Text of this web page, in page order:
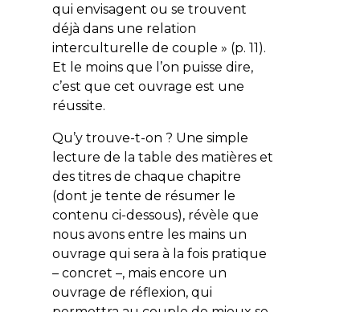
qui envisagent ou se trouvent
déjà dans une relation
interculturelle de couple » (p. 11).
Et le moins que l’on puisse dire,
c’est que cet ouvrage est une
réussite.
Qu’y trouve-t-on ? Une simple
lecture de la table des matières et
des titres de chaque chapitre
(dont je tente de résumer le
contenu ci-dessous), révèle que
nous avons entre les mains un
ouvrage qui sera à la fois pratique
– concret –, mais encore un
ouvrage de réflexion, qui